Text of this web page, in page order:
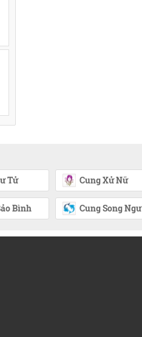
Tử Cung Xử Nữ
Bình Cung Song Ngư